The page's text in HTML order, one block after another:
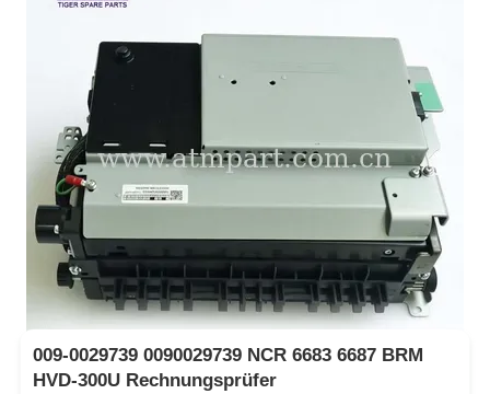
009-0029739 0090029739 NCR 6683 6687 BRM
HVD-300U Rechnungsprüfer